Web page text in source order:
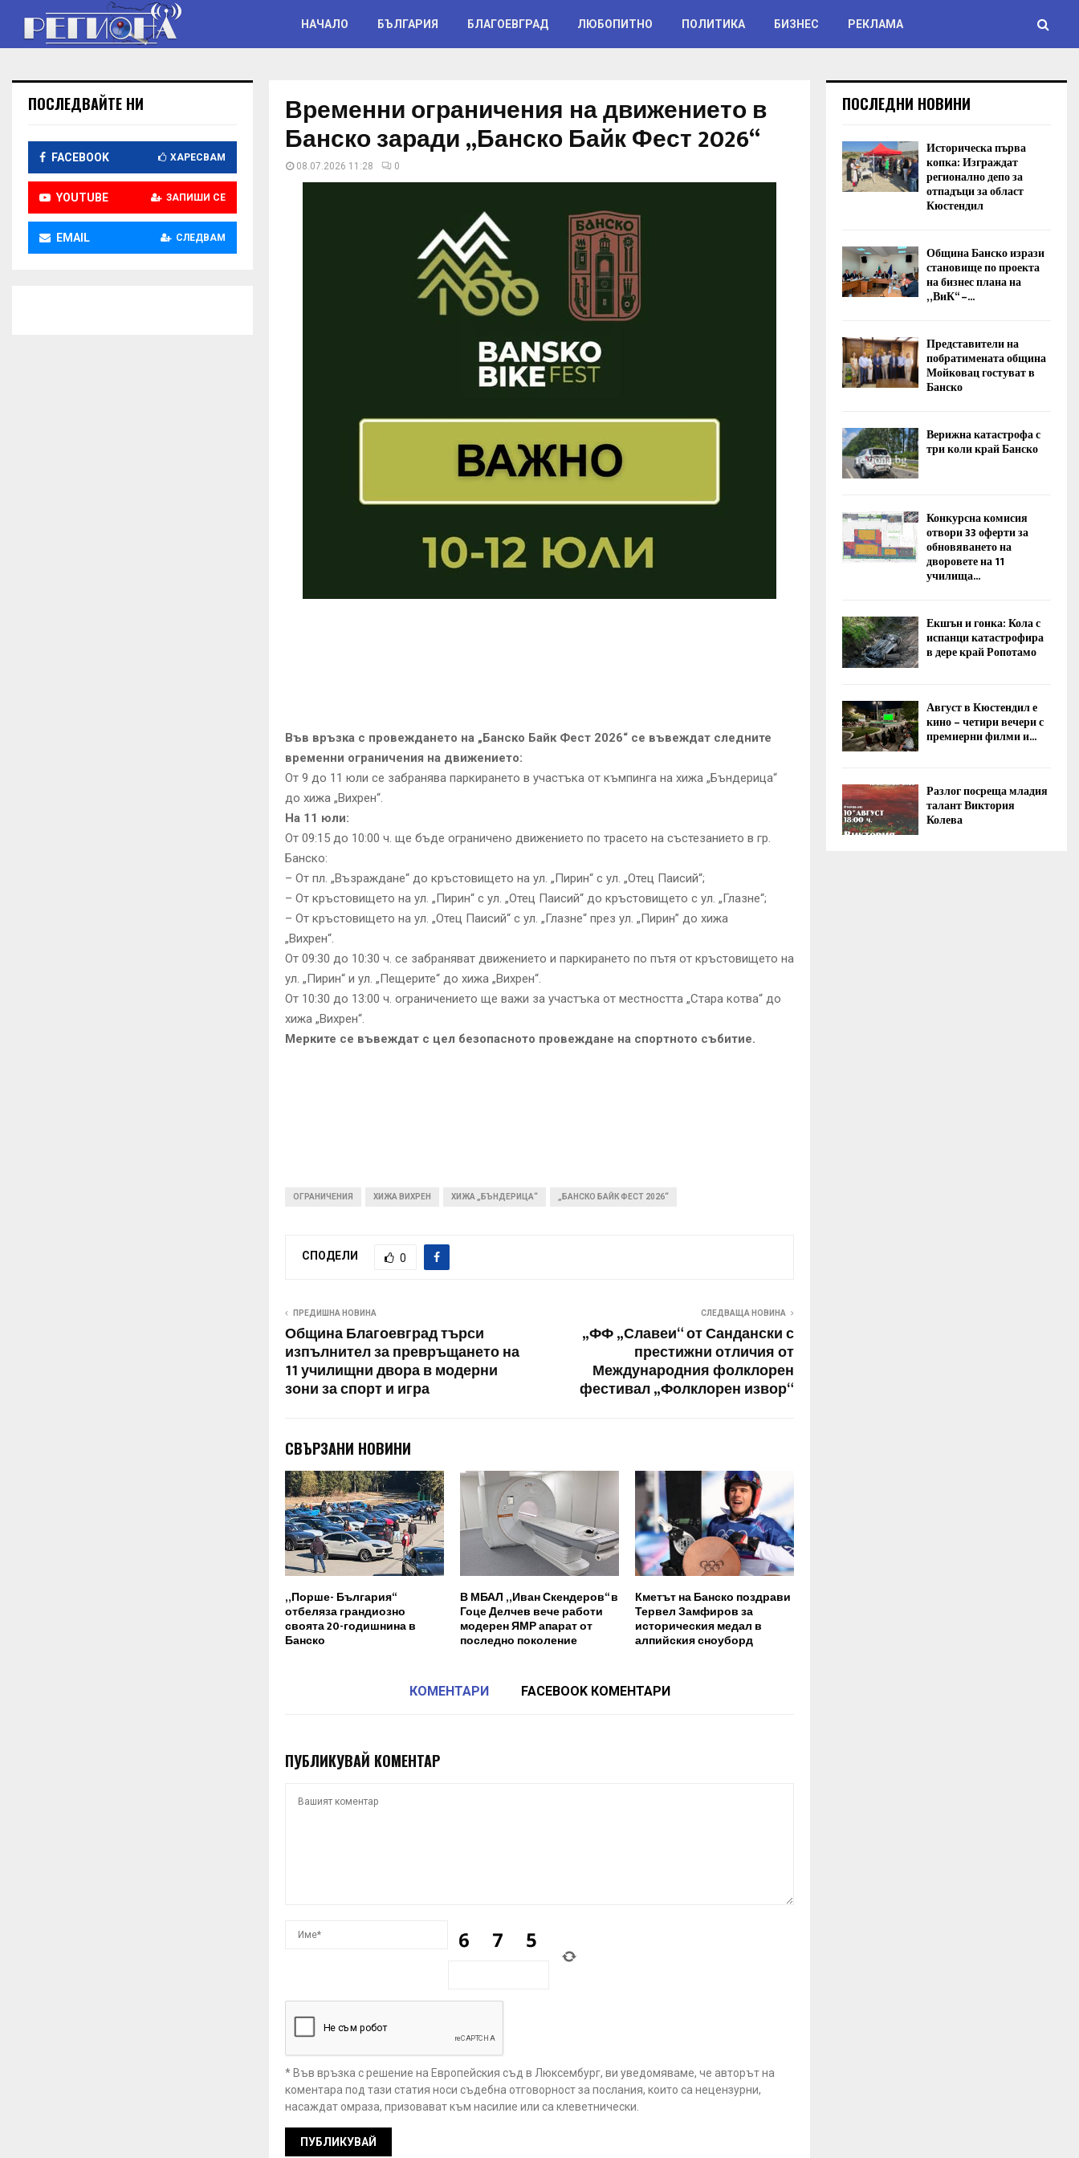
НАЧАЛО БЪЛГАРИЯ БЛАГОЕВГРАД ЛЮБОПИТНО ПОЛИТИКА БИЗНЕС РЕКЛАМА
Временни ограничения на движението в
Банско заради „Банско Байк Фест 2026“
08.07.2026 11:28 0
Във връзка с провеждането на „Банско Байк Фест 2026“ се въвеждат следните
временни ограничения на движението:
От 9 до 11 юли се забранява паркирането в участъка от къмпинга на хижа „Бъндерица“
до хижа „Вихрен“.
На 11 юли:
От 09:15 до 10:00 ч. ще бъде ограничено движението по трасето на състезанието в гр.
Банско:
– От пл. „Възраждане“ до кръстовището на ул. „Пирин“ с ул. „Отец Паисий“;
– От кръстовището на ул. „Пирин“ с ул. „Отец Паисий“ до кръстовището с ул. „Глазне“;
– От кръстовището на ул. „Отец Паисий“ с ул. „Глазне“ през ул. „Пирин” до хижа
„Вихрен“.
От 09:30 до 10:30 ч. се забраняват движението и паркирането по пътя от кръстовището на
ул. „Пирин“ и ул. „Пещерите“ до хижа „Вихрен“.
От 10:30 до 13:00 ч. ограничението ще важи за участъка от местността „Стара котва“ до
хижа „Вихрен“.
Мерките се въвеждат с цел безопасното провеждане на спортното събитие.
ОГРАНИЧЕНИЯ ХИЖА ВИХРЕН ХИЖА „БЪНДЕРИЦА“ „БАНСКО БАЙК ФЕСТ 2026“
СПОДЕЛИ 0
ПРЕДИШНА НОВИНА
Община Благоевград търси
изпълнител за превръщането на
11 училищни двора в модерни
зони за спорт и игра
СЛЕДВАЩА НОВИНА
„ФФ „Славеи“ от Сандански с
престижни отличия от
Международния фолклорен
фестивал „Фолклорен извор“
СВЪРЗАНИ НОВИНИ
„Порше- България“
отбеляза грандиозно
своята 20-годишнина в
Банско
В МБАЛ „Иван Скендеров“ в
Гоце Делчев вече работи
модерен ЯМР апарат от
последно поколение
Кметът на Банско поздрави
Тервел Замфиров за
историческия медал в
алпийския сноуборд
КОМЕНТАРИ FACEBOOK КОМЕНТАРИ
ПУБЛИКУВАЙ КОМЕНТАР
* Във връзка с решение на Европейския съд в Люксембург, ви уведомяваме, че авторът на
коментара под тази статия носи съдебна отговорност за послания, които са нецензурни,
насаждат омраза, призовават към насилие или са клеветнически.
ПОСЛЕДВАЙТЕ НИ
FACEBOOK ХАРЕСВАМ
YOUTUBE ЗАПИШИ СЕ
EMAIL СЛЕДВАМ
ПОСЛЕДНИ НОВИНИ
Историческа първа
копка: Изграждат
регионално депо за
отпадъци за област
Кюстендил
Община Банско изрази
становище по проекта
на бизнес плана на
„ВиК“ –...
Представители на
побратимената община
Мойковац гостуват в
Банско
Верижна катастрофа с
три коли край Банско
Конкурсна комисия
отвори 33 оферти за
обновяването на
дворовете на 11
училища...
Екшън и гонка: Кола с
испанци катастрофира
в дере край Ропотамо
Август в Кюстендил е
кино – четири вечери с
премиерни филми и...
Разлог посреща младия
талант Виктория
Колева